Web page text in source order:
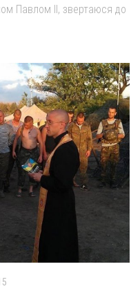
Павлом II, звертаюся до